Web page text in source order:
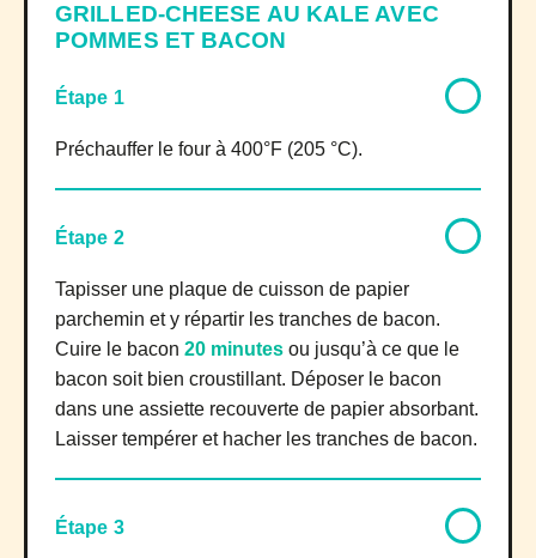
GRILLED-CHEESE AU KALE AVEC
POMMES ET BACON
Étape 1
Préchauffer le four à 400°F (205 °C).
Étape 2
Tapisser une plaque de cuisson de papier
parchemin et y répartir les tranches de bacon.
Cuire le bacon 20 minutes ou jusqu’à ce que le
bacon soit bien croustillant. Déposer le bacon
dans une assiette recouverte de papier absorbant.
Laisser tempérer et hacher les tranches de bacon.
Étape 3